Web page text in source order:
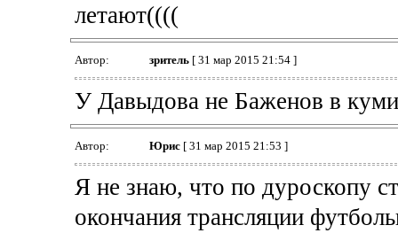
летают((((
Автор: зpитель[ 31 мар 2015 21:54 ]
У Давыдова не Баженов в
Автор: Юрис[ 31 мар 2015 21:53 ]
Я не знаю, что по дуроскопу
окончания трансляции